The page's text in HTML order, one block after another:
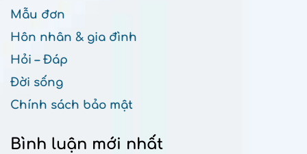
Mẫu đơn
Hôn nhân & gia đình
Hỏi – Đáp
Đời sống
Chính sách bảo mật
Bình luận mới nhất